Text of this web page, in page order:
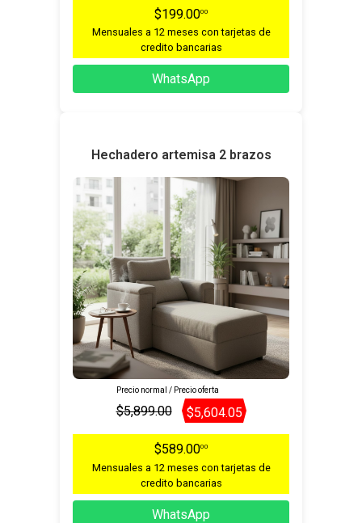
$199.0000
Mensuales a 12 meses con tarjetas de
credito bancarias
WhatsApp
Hechadero artemisa 2 brazos
Precio normal / Precio oferta
$5,899.00 $5,604.05
$589.0000
Mensuales a 12 meses con tarjetas de
credito bancarias
WhatsApp